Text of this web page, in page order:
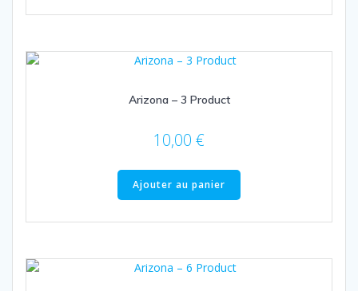
Arizona – 3 Product
10,00 €
Ajouter au panier